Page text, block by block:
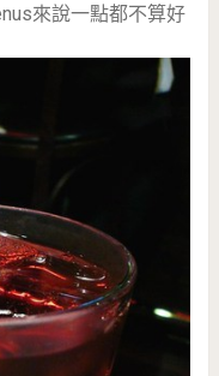
來說一點都不算好